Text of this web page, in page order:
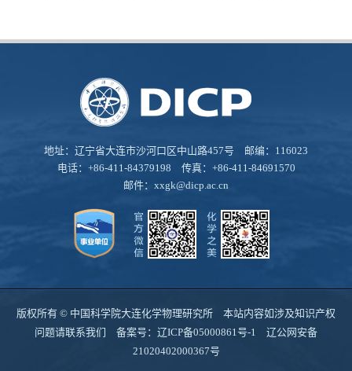
地址：辽宁省大连市沙河口区中山路457号 邮编：116023
电话：+86-411-84379198 传真：+86-411-84691570
邮件： xxgk@dicp.ac.cn
版权所有 © 中国科学院大连化学物理研究所 本站内容如涉及知识产权
问题请联系我们 备案号： 辽ICP备05000861号-1 辽公网安备
21020402000367号